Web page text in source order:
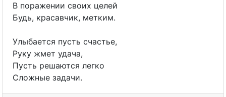
В поражении своих целей
Будь, красавчик, метким.
Улыбается пусть счастье,
Руку жмет удача,
Пусть решаются легко
Сложные задачи.